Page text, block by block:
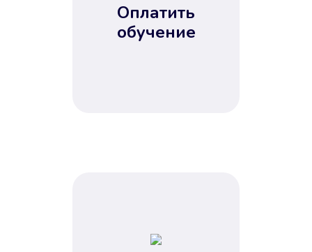
Оплатить
обучение